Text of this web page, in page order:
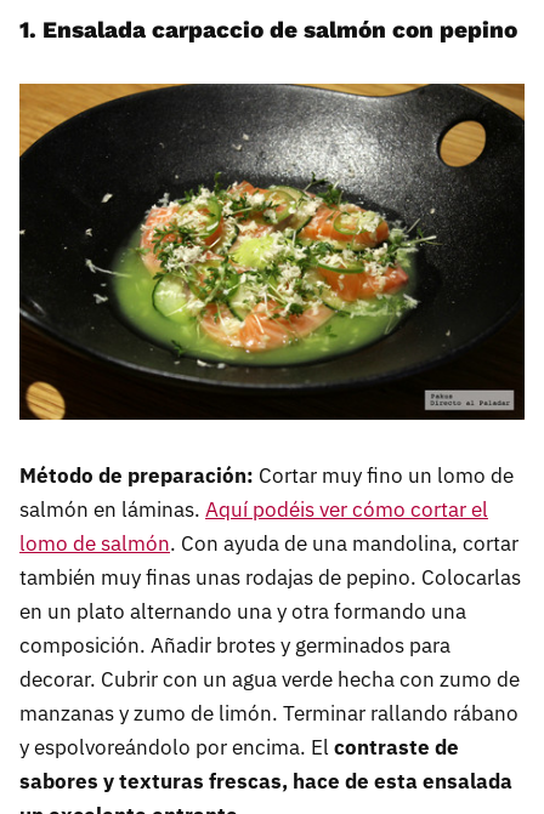
1. Ensalada carpaccio de salmón con pepino
Método de preparación: Cortar muy fino un lomo de
salmón en láminas. Aquí podéis ver cómo cortar el
lomo de salmón. Con ayuda de una mandolina, cortar
también muy finas unas rodajas de pepino. Colocarlas
en un plato alternando una y otra formando una
composición. Añadir brotes y germinados para
decorar. Cubrir con un agua verde hecha con zumo de
manzanas y zumo de limón. Terminar rallando rábano
y espolvoreándolo por encima. El contraste de
sabores y texturas frescas, hace de esta ensalada